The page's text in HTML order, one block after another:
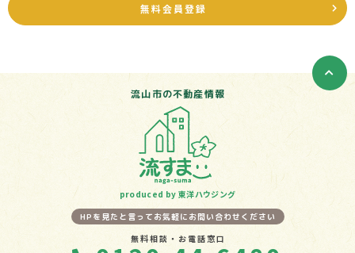
無料会員登録
流山市の不動産情報
produced by 東洋ハウジング
HPを見たと言ってお気軽にお問い合わせください
無料相談・お電話窓口